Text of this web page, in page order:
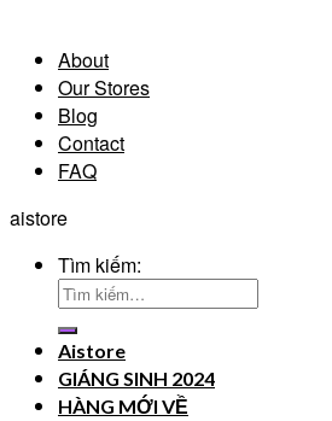
About
Our Stores
Blog
Contact
FAQ
aistore
Tìm kiếm:
Aistore
GIÁNG SINH 2024
HÀNG MỚI VỀ